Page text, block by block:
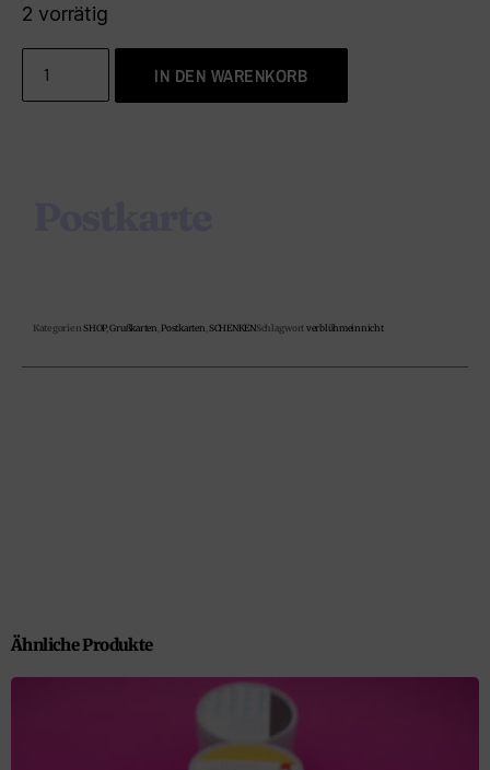
2 vorrätig
IN DEN WARENKORB
Kategorien SHOP,Grußkarten Postkarten SCHENKENSchlagwort verblühmeinnicht
Ähnliche Produkte